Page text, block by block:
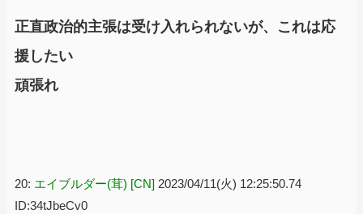
正直政治的主張は受け入れられないが、これは応
援したい
頑張れ
20: エイブルダー(茸) [CN] 2023/04/11(火) 12:25:50.74
ID:34tJbeCv0